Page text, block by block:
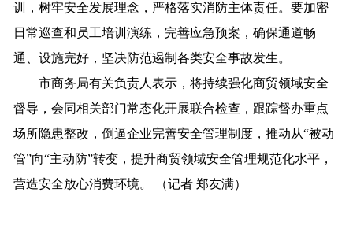
训，树牢安全发展理念，严格落实消防主体责任。要加密
日常巡查和员工培训演练，完善应急预案，确保通道畅
通、设施完好，坚决防范遏制各类安全事故发生。
市商务局有关负责人表示，将持续强化商贸领域安全
督导，会同相关部门常态化开展联合检查，跟踪督办重点
场所隐患整改，倒逼企业完善安全管理制度，推动从“被动
管”向“主动防”转变，提升商贸领域安全管理规范化水平，
营造安全放心消费环境。 （记者 郑友满）